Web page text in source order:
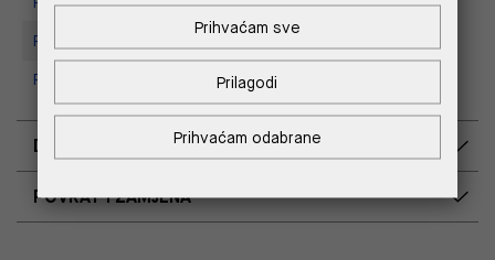
Replay Store, Supernova Zadar
Replay Outlet Store, Split
DOSTAVA
POVRAT I ZAMJENA
Prihvaćam odabrane
Prilagodi
Prihvaćam sve